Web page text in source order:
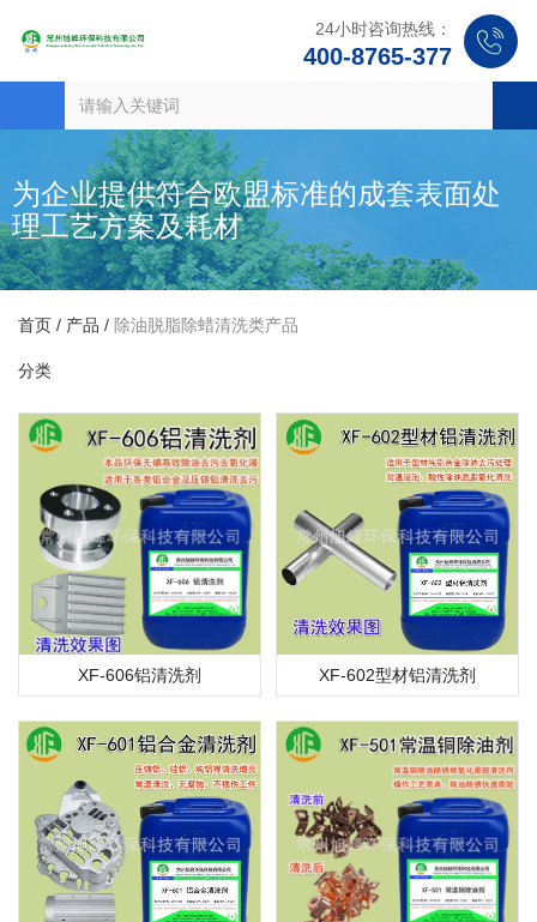
24小时咨询热线：
400-8765-377
为企业提供符合欧盟标准的成套表面处
理工艺方案及耗材
首页 / 产品 / 除油脱脂除蜡清洗类产品
分类
XF-606铝清洗剂 XF-602型材铝清洗剂